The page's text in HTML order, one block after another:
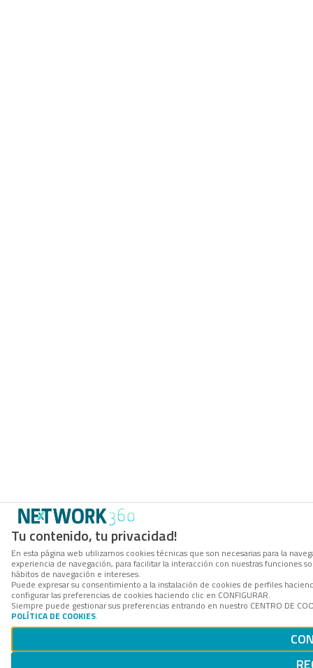
Tu contenido, tu privacidad!
En esta página web utilizamos cookies técnicas que son necesarias para la
experiencia de navegación, para facilitar la interacción con nuestras funciones
hábitos de navegación e intereses.
Puede expresar su consentimiento a la instalación de cookies de perfiles
configurar las preferencias de cookies haciendo clic en CONFIGURAR.
Siempre puede gestionar sus preferencias entrando en nuestro CENTRO DE
POLÍTICA DE COOKIES.